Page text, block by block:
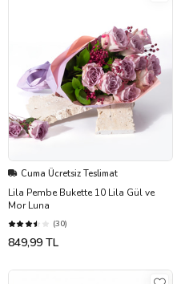
Cuma Ücretsiz Teslimat
Lila Pembe Bukette 10 Lila Gül ve
Mor Luna
(30)
849,99 TL